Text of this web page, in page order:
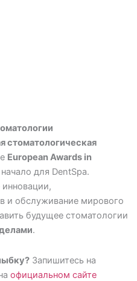
стоматологическая
European Awards in
для DentSpa.
и обслуживание мирового
будущее стоматологии
.
Запишитесь на
официальном сайте